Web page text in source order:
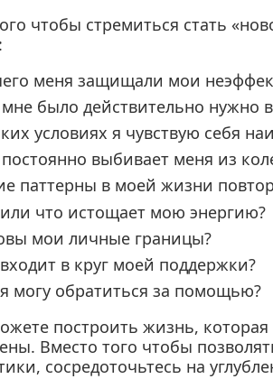
чтобы стремиться стать
меня защищали мои
было действительно нужно
условиях я чувствую себя
выбивает меня из
паттерны в моей жизни
что истощает мою энергию?
мои личные границы?
в круг моей поддержки?
могу обратиться за помощью?
построить жизнь,
Вместо того чтобы
сосредоточьтесь на